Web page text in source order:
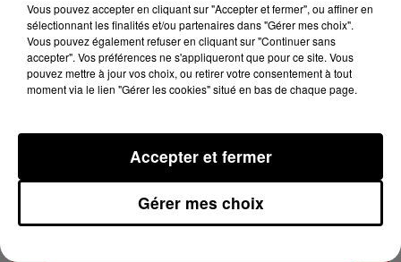
15 avril 2025 - 4 min 13 sec
LES INFOS DU COMMINGES DU 15/04/2025 À
09H00
Podcast infos du Comminges
Vous pouvez accepter en cliquant sur "Accepter et fermer", ou affiner en
sélectionnant les finalités et/ou partenaires dans "Gérer mes choix".
Vous pouvez également refuser en cliquant sur "Continuer sans
accepter". Vos préférences ne s'appliqueront que pour ce site. Vous
pouvez mettre à jour vos choix, ou retirer votre consentement à tout
moment via le lien "Gérer les cookies" situé en bas de chaque page.
Gérer mes choix
Accepter et fermer